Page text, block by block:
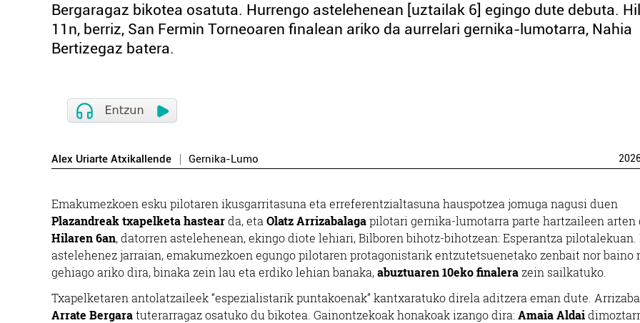
Bergaragaz bikotea osatuta. Hurrengo astelehenean [uztailak 6] egingo dute debuta.
11n, berriz, San Fermin Torneoaren finalean ariko da aurrelari gernika-lumotarra, Nahia
Bertizegaz batera.
Alex Uriarte Atxikallende Gernika-Lumo
Emakumezkoen esku pilotaren ikusgarritasuna eta erreferentzialtasuna hauspotzea jomuga nagusi duen
Plazandreak txapelketa hastearda, eta Olatz Arrizabalagapilotari gernika-lumotarra parte hartzaileen arten
Hilaren 6an, datorren astelehenean, ekingo diote lehiari, Bilboren bihotz-bihotzean: Esperantza pilotalekuan.
astelehenez jarraian, emakumezkoen egungo pilotaren protagonistarik entzutetsuenetako zenbait nor baino
gehiago ariko dira, binaka zein lau eta erdiko lehian banaka,abuztuaren 10eko finalera zein sailkatuko.
Txapelketaren antolatzaileek “espezialistarik puntakoenak” kantxaratuko direla aditzera eman dute.
Arrate Bergaratuterarragaz osatuko du bikotea. Gainontzekoak honakoak izango dira: Amaia Aldai